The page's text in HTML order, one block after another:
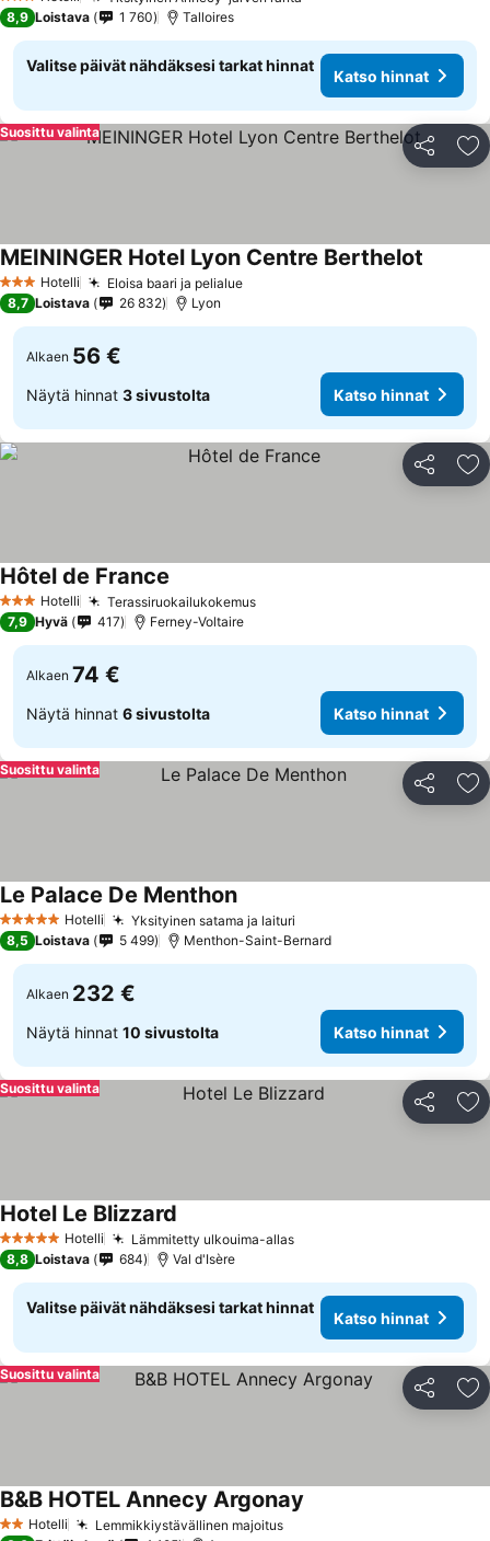
3 Tähtiluokitus
8,9 Loistava 1 760 Talloires
Valitse päivät nähdäksesi tarkat hinnat
Katso hinnat
Jaa
Suosittu valinta
3 Tähtiluokitus
Hotelli Eloisa baari ja pelialueKatso hinnat
MEININGER Hotel Lyon Centre Berthelot
8,7 Loistava 26 832 Lyon
Alkaen 56 €
Näytä hinnat 3 sivustolta Katso hinnat
Jaa
3 Tähtiluokitus
Hotelli TerassiruokailukokemusKatso hinnat
Hôtel de France
7,9 Hyvä 417 Ferney-Voltaire
Alkaen 74 €
Näytä hinnat 6 sivustolta Katso hinnat
Jaa
Suosittu valinta
5 Tähtiluokitus
Hotelli Yksityinen satama ja laituri
Le Palace De MenthonKatso hinnat
8,5 Loistava 5 499 Menthon-Saint-Bernard
Alkaen 232 €
Näytä hinnat 10 sivustolta Katso hinnat
Jaa
Suosittu valinta
5 Tähtiluokitus
Hotelli Lämmitetty ulkouima-allasKatso hinnat
Hotel Le Blizzard
8,8 Loistava 684 Val d'Isère
Valitse päivät nähdäksesi tarkat hinnat
Katso hinnat
Jaa
Suosittu valinta
2 Tähtiluokitus
Hotelli Lemmikkiystävällinen majoitusKatso hinnat
B&B HOTEL Annecy Argonay